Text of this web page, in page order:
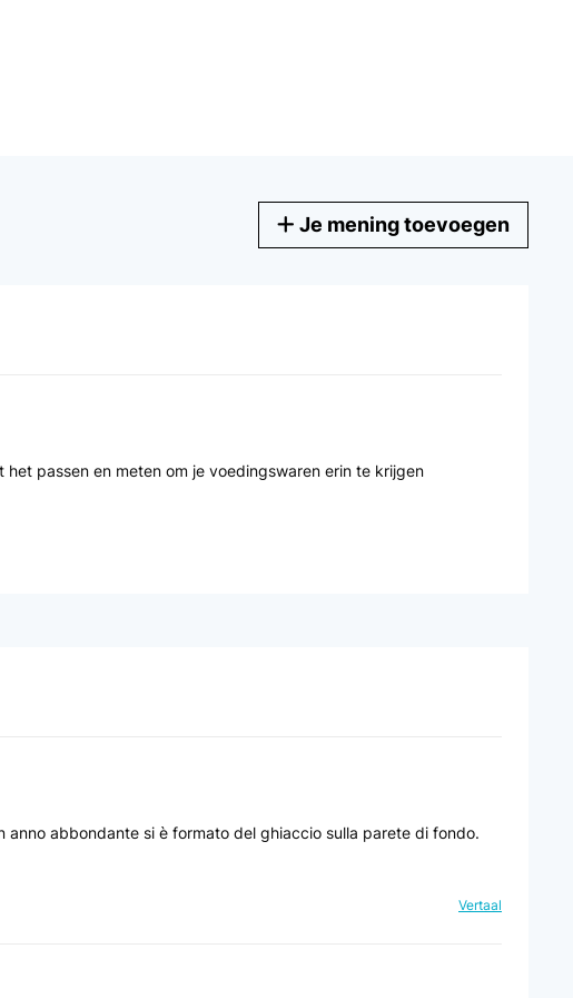
Je mening toevoegen
passen en meten om je voedingswaren erin te krijgen
abbondante si è formato del ghiaccio sulla parete di fondo.
Vertaal